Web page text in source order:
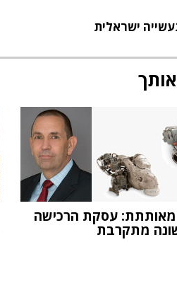
ישראלית
TAT מאותתת: עסקת הרכישה
מתקרבת